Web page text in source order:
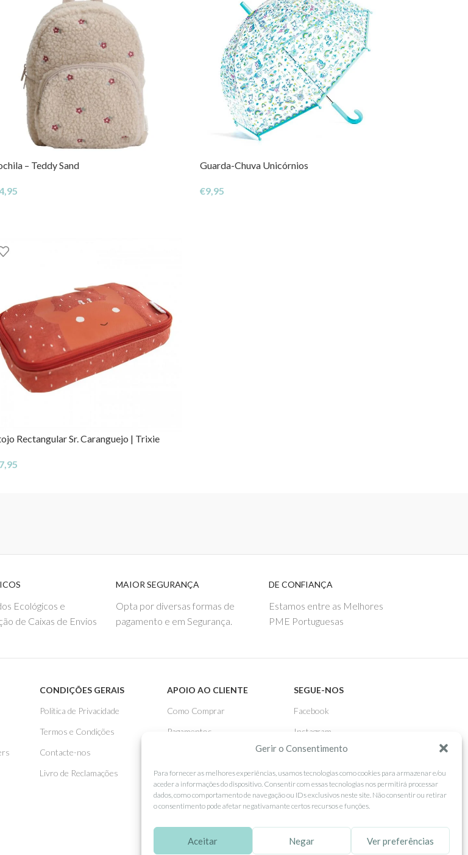
Gerir o Consentimento
Para fornecer as melhores experiências, usamos tecnologias como cookies para armazenar e/ou
aceder a informações do dispositivo. Consentir com essas tecnologias nos permitirá processar
dados, como comportamento de navegação ou IDs exclusivos neste site. Não consentir ou retirar
o consentimento pode afetar negativamante certos recursos e funções.
Aceitar Negar Ver preferências
– Teddy Sand Guarda-Chuva Unicórnios
€9,95
Rectangular Sr. Caranguejo | Trixie
Ecológicos e
de Caixas de Envios
MAIOR SEGURANÇA
Opta por diversas formas de
pagamento e em Segurança.
DE CONFIANÇA
Estamos entre as Melhores
PME Portuguesas
CONDIÇÕES GERAIS
Politica de Privacidade
Termos e Condições
Contacte-nos
Livro de Reclamações
APOIO AO CLIENTE
Como Comprar
Pagamentos
Trocas e Devoluções
SEGUE-NOS
Facebook
Instagram
Pinterest
X
Linkedin